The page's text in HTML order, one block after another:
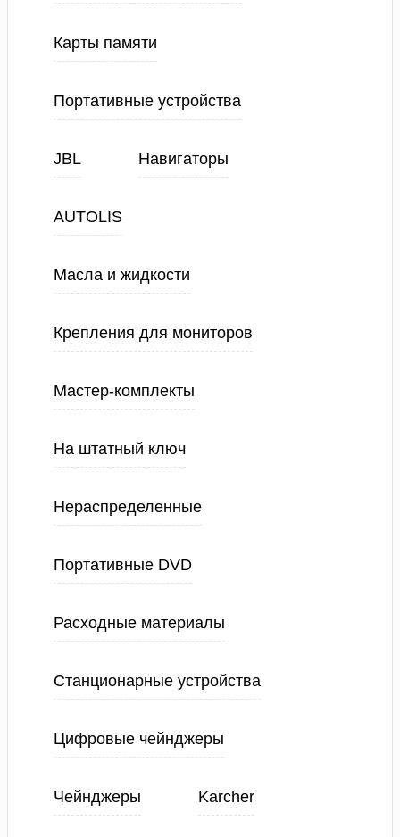
Карты памяти
Портативные устройства
JBL Навигаторы
AUTOLIS
Масла и жидкости
Крепления для мониторов
Мастер-комплекты
На штатный ключ
Нераспределенные
Портативные DVD
Расходные материалы
Станционарные устройства
Цифровые чейнджеры
Чейнджеры Karcher